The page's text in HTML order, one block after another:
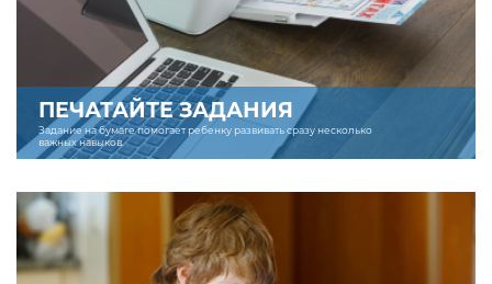
ПЕЧАТАЙТЕ ЗАДАНИЯ
Задание на бумаге помогает ребенку развивать сразу несколько
важных навыков.